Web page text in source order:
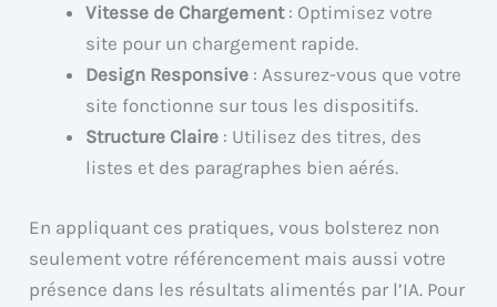
Vitesse de Chargement: Optimisez votre
site pour un chargement rapide.
Design Responsive : Assurez-vous que votre
site fonctionne sur tous les dispositifs.
Structure Claire : Utilisez des titres, des
listes et des paragraphes bien aérés.
En appliquant ces pratiques, vous bolsterez non
seulement votre référencement mais aussi votre
présence dans les résultats alimentés par l’IA. Pour